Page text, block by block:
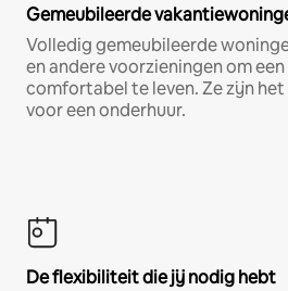
Gemeubileerde
Volledig gemeubileerde
en andere voorzieningen om
comfortabel te leven. Ze zijn
voor een onderhuur.
De flexibiliteit die jij nodig hebt